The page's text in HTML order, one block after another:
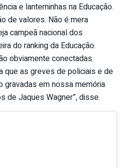
e lanterninhas na Educação.
de valores. Não é mera
campeã nacional dos
do ranking da Educação.
obviamente conectadas.
que as greves de policiais e de
em nossa memória
de Jaques Wagner”, disse.